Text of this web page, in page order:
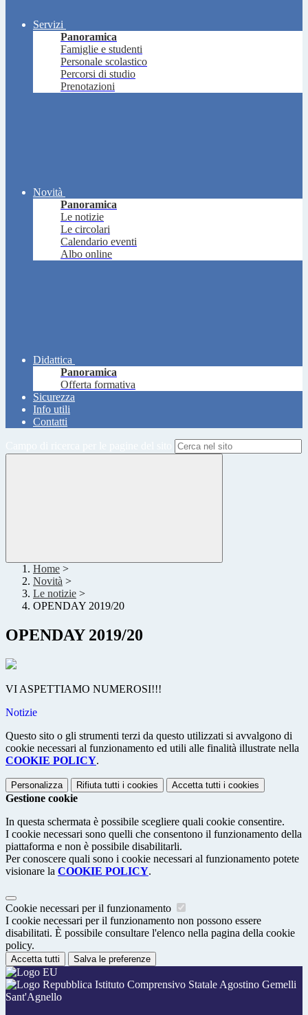
Servizi
Panoramica
Famiglie e studenti
Personale scolastico
Percorsi di studio
Prenotazioni
Novità
Panoramica
Le notizie
Le circolari
Calendario eventi
Albo online
Didattica
Panoramica
Offerta formativa
Sicurezza
Info utili
Contatti
Home >
Novità >
Le notizie >
OPENDAY 2019/20
OPENDAY 2019/20
VI ASPETTIAMO NUMEROSI!!!
Notizie
Questo sito o gli strumenti terzi da questo utilizzati si avvalgono di
cookie necessari al funzionamento ed utili alle finalità illustrate nella
COOKIE POLICY.
Personalizza Rifiuta tutti i cookies Accetta tutti i cookies
Gestione cookie
In questa schermata è possibile scegliere quali cookie consentire.
I cookie necessari sono quelli che consentono il funzionamento della
piattaforma e non è possibile disabilitarli.
Per conoscere quali sono i cookie necessari al funzionamento potete
visionare la COOKIE POLICY.
Cookie necessari per il funzionamento
I cookie necessari per il funzionamento non possono essere
disabilitati. È possibile consultare l'elenco nella pagina della cookie
policy.
Accetta tutti Salva le preferenze
Istituto Comprensivo Statale Agostino Gemelli
Sant'Agnello